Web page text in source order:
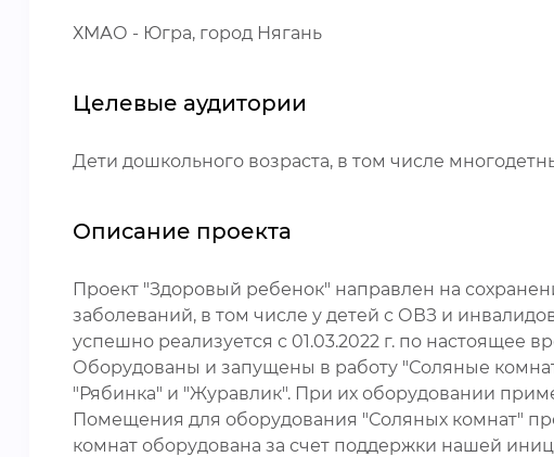
ХМАО - Югра, город Нягань
Целевые аудитории
Дети дошкольного возраста, в том числе
Описание проекта
Проект "Здоровый ребенок" направлен на
заболеваний, в том числе у детей с ОВЗ и
успешно реализуется с 01.03.2022 г. по настоящее
Оборудованы и запущены в работу "Соляные
"Рябинка" и "Журавлик". При их оборудовании
Помещения для оборудования "Соляных комнат"
комнат оборудована за счет поддержки нашей